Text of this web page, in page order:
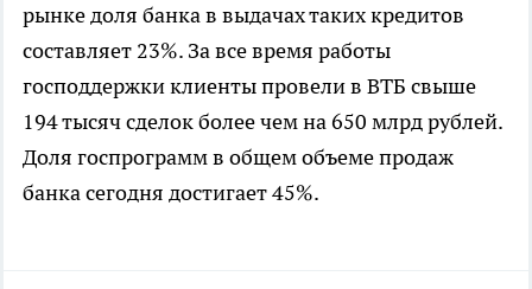
рынке доля банка в выдачах таких кредитов
составляет 23%. За все время работы
господдержки клиенты провели в ВТБ свыше
194 тысяч сделок более чем на 650 млрд рублей.
Доля госпрограмм в общем объеме продаж
банка сегодня достигает 45%.